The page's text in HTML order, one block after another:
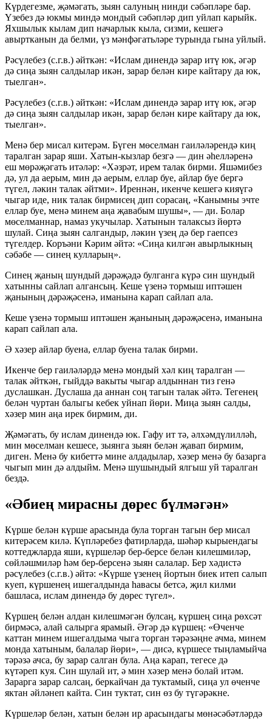
Күрдегезме, җәмәгать, зыян салуның нинди сәбәпләре бар.
Үзебез дә юкмы миндә мондый сәбәпләр дип уйлап карыйк.
Яхшылык кылам дип начарлык кыла, сизми, кешегә
авыртканын да белми, үз мәнфәгатьләре турында гына уйлый.
Рәсүлебез (с.г.в.) әйткән: «Ислам динендә зарар итү юк, әгәр
дә сиңа зыян салдылар икән, зарар белән кире кайтару да юк,
тыелган».
Рәсүлебез (с.г.в.) әйткән: «Ислам динендә зарар итү юк, әгәр
дә сиңа зыян салдылар икән, зарар белән кире кайтару да юк,
тыелган».
Менә бер мисал китерәм. Бүген мөселман гаиләләрендә киң
таралган зарар яши. Хатын-кызлар безгә — дин әһелләренә
еш мөрәҗәгать итәләр: «Хәзрәт, ирем талак бирми. Яшәмибез
дә, ул да аерым, мин дә аерым, еллар буе, айлар буе бергә
түгел, ләкин талак әйтми». Иреннән, икенче кешегә кияүгә
чыгар иде, ник талак бирмисең дип сорасаң, «Канымны эчте
еллар буе, менә минем аңа җавабым шушы», — ди. Болар
мөселманнар, намаз укучылар. Хатынын талаксыз йөртә
шулай. Сиңа зыян салгандыр, ләкин үзең дә бер гаепсез
түгелдер. Коръәни Кәрим әйтә: «Сиңа килгән авырлыкның
сәбәбе — синең кулларың».
Синең җаның шундый дәрәҗәдә булганга күрә син шундый
хатынны сайлап алгансың. Кеше үзенә тормыш иптәшен
җанының дәрәҗәсенә, иманына карап сайлап ала.
Кеше үзенә тормыш иптәшен җанының дәрәҗәсенә, иманына
карап сайлап ала.
Ә хәзер айлар буена, еллар буена талак бирми.
Икенче бер гаиләләрдә менә мондый хәл киң таралган —
талак әйткән, гыйддә вакыты чыгар алдыннан тиз генә
дуслашкан. Дуслаша да аннан соң тагын талак әйтә. Тегенең
белән чуртан балыгы кебек уйнап йөри. Миңа зыян салды,
хәзер мин аңа ирек бирмим, ди.
Җәмәгать, бу ислам динендә юк. Гафу ит тә, әлхәмдүлилләһ,
мин мөселман кешесе, зыянга зыян белән җавап бирмим,
диген. Менә бу кибеттә мине алдадылар, хәзер менә бу базарга
чыгып мин дә алдыйм. Менә шушындый ялгыш уй таралган
бездә.
«Әбиең мирасны дөрес бүлмәгән»
Күрше белән күрше арасында була торган тагын бер мисал
китерәсем килә. Күпләребез фатирларда, шәһәр кырыендагы
коттеджларда яши, күршеләр бер-берсе белән килешмиләр,
сөйләшмиләр һәм бер-берсенә зыян салалар. Бер хәдистә
рәсүлебез (с.г.в.) әйтә: «Күрше үзенең йортын биек итеп салып
куеп, күршенең ишегалдында һавасы бетсә, җил килми
башласа, ислам динендә бу дөрес түгел».
Күршең белән алдан килешмәгән булсаң, күршең сиңа рөхсәт
бирмәсә, алай салырга ярамый. Әгәр дә күршең: «Өченче
каттан минем ишегалдыма чыга торган тәрәзәңне ачма, минем
монда хатыным, балалар йөри», — дисә, күршесе тыңламыйча
тәрәзә ачса, бу зарар салган була. Аңа карап, тегесе дә
күтәреп куя. Син шулай ит, ә мин хәзер менә болай итәм.
Зарарга зарар салсаң, беркайчан да туктамый, сиңа ул өченче
яктан әйләнеп кайта. Син туктат, син өз бу түгәрәкне.
Күршеләр белән, хатын белән ир арасындагы мөнәсәбәтләрдә